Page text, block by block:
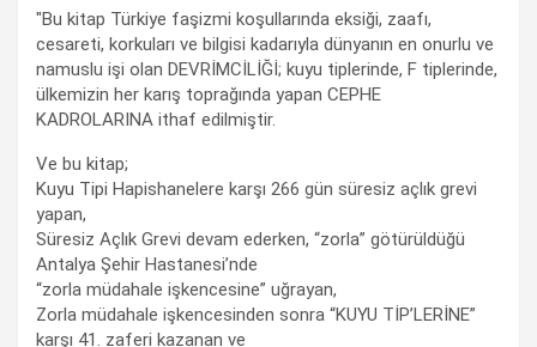
"Bu kitap Türkiye faşizmi koşullarında eksiği, zaafı,
cesareti, korkuları ve bilgisi kadarıyla dünyanın en onurlu ve
namuslu işi olan DEVRİMCİLİĞİ; kuyu tiplerinde, F tiplerinde,
ülkemizin her karış toprağında yapan CEPHE
KADROLARINA ithaf edilmiştir.
Ve bu kitap;
Kuyu Tipi Hapishanelere karşı 266 gün süresiz açlık grevi
yapan,
Süresiz Açlık Grevi devam ederken, “zorla” götürüldüğü
Antalya Şehir Hastanesi’nde
“zorla müdahale işkencesine” uğrayan,
Zorla müdahale işkencesinden sonra “KUYU TİP’LERİNE”
karşı 41. zaferi kazanan ve